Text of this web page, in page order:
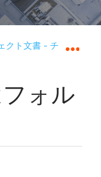
クト文書 - チュートリ
ォル